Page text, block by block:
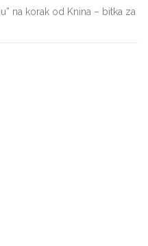
na korak od Knina – bitka za